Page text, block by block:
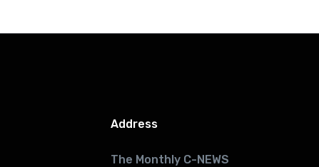
Address
The Monthly C-NEWS